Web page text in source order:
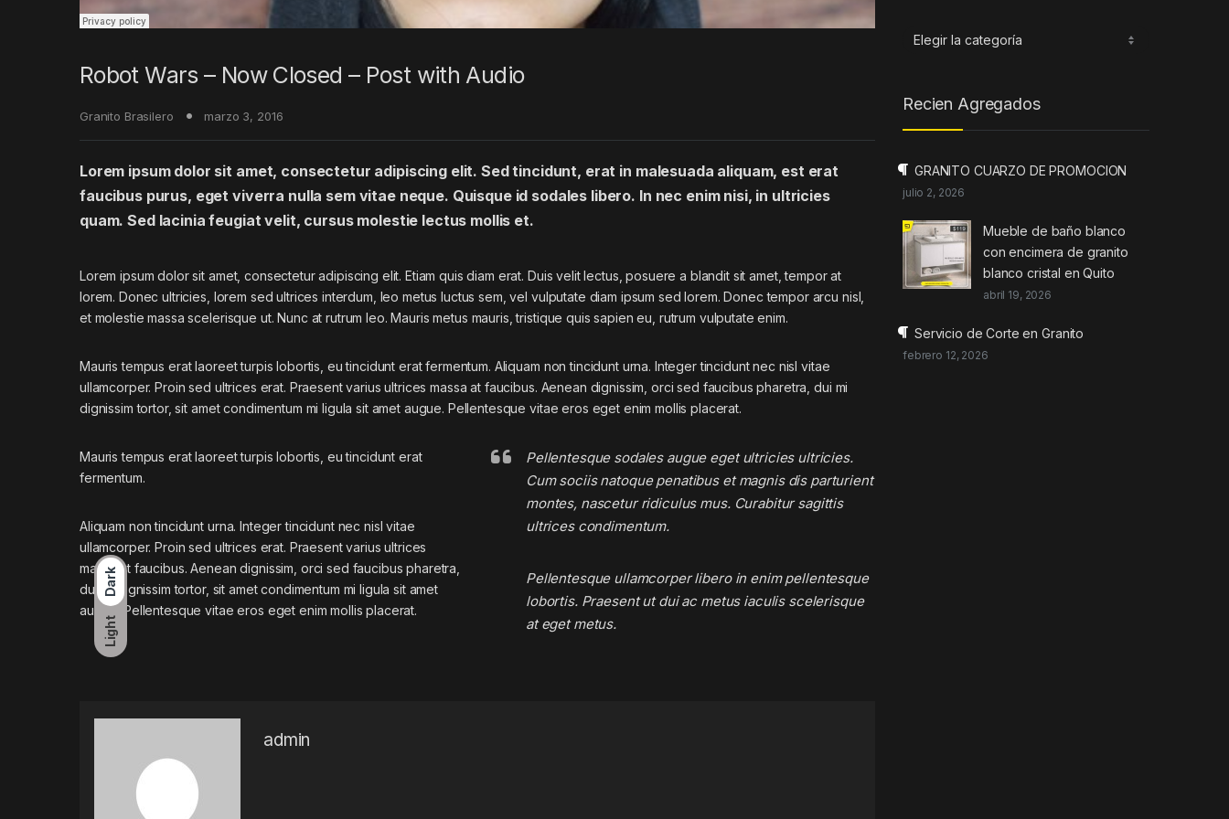
Dark
Light
Robot Wars – Now Closed – Post with Audio
Granito Brasilero marzo 3, 2016
Lorem ipsum dolor sit amet, consectetur adipiscing elit. Sed tincidunt, erat in malesuada aliquam, est erat
faucibus purus, eget viverra nulla sem vitae neque. Quisque id sodales libero. In nec enim nisi, in ultricies
quam. Sed lacinia feugiat velit, cursus molestie lectus mollis et.
Lorem ipsum dolor sit amet, consectetur adipiscing elit. Etiam quis diam erat. Duis velit lectus, posuere a blandit sit amet, tempor at
lorem. Donec ultricies, lorem sed ultrices interdum, leo metus luctus sem, vel vulputate diam ipsum sed lorem. Donec tempor arcu nisl,
et molestie massa scelerisque ut. Nunc at rutrum leo. Mauris metus mauris, tristique quis sapien eu, rutrum vulputate enim.
Mauris tempus erat laoreet turpis lobortis, eu tincidunt erat fermentum. Aliquam non tincidunt urna. Integer tincidunt nec nisl vitae
ullamcorper. Proin sed ultrices erat. Praesent varius ultrices massa at faucibus. Aenean dignissim, orci sed faucibus pharetra, dui mi
dignissim tortor, sit amet condimentum mi ligula sit amet augue. Pellentesque vitae eros eget enim mollis placerat.
Mauris tempus erat laoreet turpis lobortis, eu tincidunt erat
fermentum.
Aliquam non tincidunt urna. Integer tincidunt nec nisl vitae
ullamcorper. Proin sed ultrices erat. Praesent varius ultrices
massa at faucibus. Aenean dignissim, orci sed faucibus pharetra,
dui mi dignissim tortor, sit amet condimentum mi ligula sit amet
augue. Pellentesque vitae eros eget enim mollis placerat.
Pellentesque sodales augue eget ultricies ultricies.
Cum sociis natoque penatibus et magnis dis parturient
montes, nascetur ridiculus mus. Curabitur sagittis
ultrices condimentum.
Pellentesque ullamcorper libero in enim pellentesque
lobortis. Praesent ut dui ac metus iaculis scelerisque
at eget metus.
admin
Categorias
Recien Agregados
GRANITO CUARZO DE PROMOCION
julio 2, 2026
Mueble de baño blanco
con encimera de granito
blanco cristal en Quito
abril 19, 2026
Servicio de Corte en Granito
febrero 12, 2026